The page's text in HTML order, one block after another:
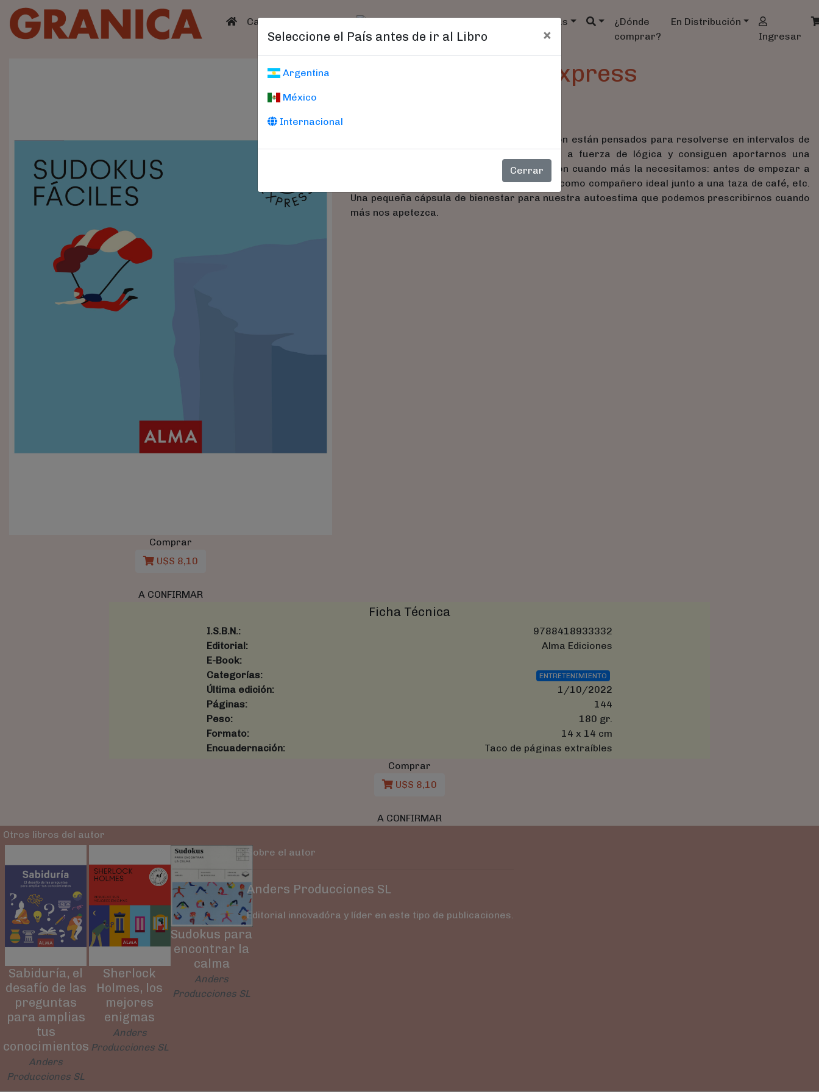
(current)
Catálogo Catálogo Agendas
¿Dónde
comprar?
En Distribución
Ingresar
Seleccione el País antes de ir al Libro ×
Argentina
México
Internacional
Cerrar
Comprar
U$S 8,10
A CONFIRMAR
Sudokus Fáciles Express
Los sudokus que encontrarás a continuación están pensados para resolverse en intervalos de
tiempo express. Todos ellos se resuelven a fuerza de lógica y consiguen aportarnos una
sensación de calma, relajación y satisfacción cuando más la necesitamos: antes de empezar a
trabajar, tras un día de trabajo estresante, como compañero ideal junto a una taza de café, etc.
Una pequeña cápsula de bienestar para nuestra autoestima que podemos prescribirnos cuando
más nos apetezca.
Ficha Técnica
I.S.B.N.:
9788418933332
Editorial:
Alma Ediciones
E-Book:
Categorías:
ENTRETENIMIENTO
Última edición:
1/10/2022
Páginas:
144
Peso:
180 gr.
Formato:
14 x 14 cm
Encuadernación:
Taco de páginas extraíbles
Comprar
U$S 8,10
A CONFIRMAR
Otros libros del autor
Sabiduría, el
desafío de las
preguntas
para amplias
tus
conocimientos
Anders
Producciones SL
Sherlock
Holmes, los
mejores
enigmas
Anders
Producciones SL
Sudokus para
encontrar la
calma
Anders
Producciones SL
Sobre el autor
Anders Producciones SL
Editorial innovadóra y líder en este tipo de publicaciones.